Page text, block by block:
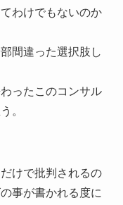
わけでもないのか
間違った選択肢し
ったこのコンサル
。
けで批判されるの
事が書かれる度に